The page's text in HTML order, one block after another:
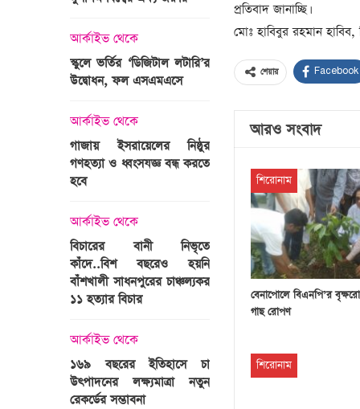
প্রতিবাদ জানাচ্ছি।
মোঃ হাবিবুর রহমান হাবিব,
শেয়ার Facebook
আরও সংবাদ
শিরোনাম
বেনাপোলে বিএনপি’র
গাছ রোপণ
শিরোনাম
আর্কাইভ থেকে
স্কুলে ভর্তির ‘ডিজিটাল লটারি’র
উদ্বোধন, ফল এসএমএসে
আর্কাইভ থেকে
গাজায় ইসরায়েলের নিষ্ঠুর
গণহত্যা ও ধ্বংসযজ্ঞ বন্ধ করতে
হবে
আর্কাইভ থেকে
বিচারের বানী নিভৃতে
কাঁদে..বিশ বছরেও হয়নি
বাঁশখালী সাধনপুরের চাঞ্চল্যকর
১১ হত্যার বিচার
আর্কাইভ থেকে
১৬৯ বছরের ইতিহাসে চা
উৎপাদনের লক্ষ্যমাত্রা নতুন
রেকর্ডের সম্ভাবনা
আর্কাইভ থেকে
টানেল উদ্বোধন :
জনসভায় যোগ দিচ্ছেন
আর্কাইভ থেকে
জাতির রূপকার
প্রচারণা
আর্কাইভ থেকে
স্বামীকে বেঁধে স্ত্রীকে
ধর্ষককে পুলিশে দিল মা-বাবা
আর্কাইভ থেকে